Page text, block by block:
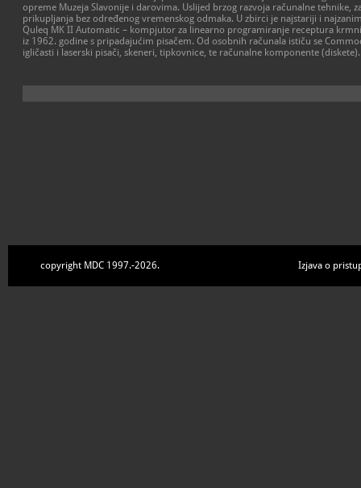
opreme Muzeja Slavonije i darovima. Uslijed brzog razvoja računalne tehnike,
prikupljanja bez određenog vremenskog odmaka. U zbirci je najstariji i
Quleq MK II Automatic – kompjutor za linearno programiranje receptura
iz 1962. godine s pripadajućim pisačem. Od osobnih računala ističu se
igličasti i laserski pisači, skeneri, tipkovnice, te računalne komponente (diskete).
copyright MDC 1997.-2026. Izjava o